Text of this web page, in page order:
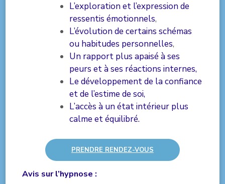
L’exploration et l’expression de
ressentis émotionnels,
L’évolution de certains schémas
ou habitudes personnelles,
Un rapport plus apaisé à ses
peurs et à ses réactions internes,
Le développement de la confiance
et de l’estime de soi,
L’accès à un état intérieur plus
calme et équilibré.
PRENDRE RENDEZ-VOUS
Avis sur l’hypnose :